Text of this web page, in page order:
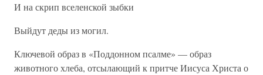
И на скрип вселенской зыбки
Выйдут деды из могил.
Ключевой образ в «Поддонном псалме» — образ
животного хлеба, отсылающий к притче Иисуса Христа о